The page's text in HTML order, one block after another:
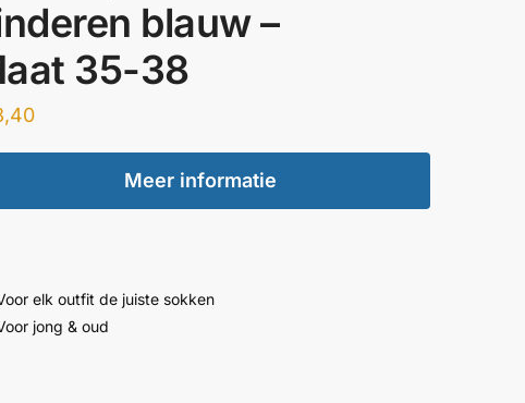
blauw –
35-38
Meer informatie
elk outfit de juiste sokken
jong & oud